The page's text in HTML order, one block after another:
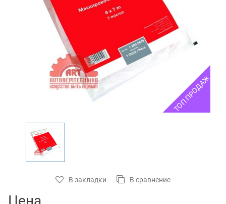
ТОП ПРОДАЖ
В закладки В сравнение